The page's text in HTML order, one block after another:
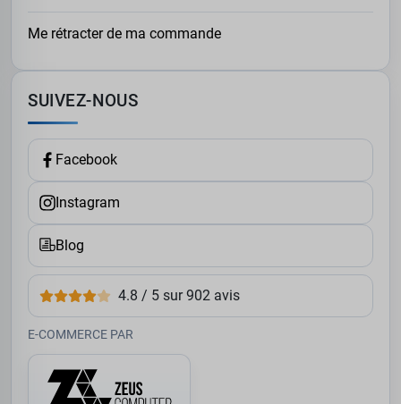
Me rétracter de ma commande
SUIVEZ-NOUS
Facebook
Instagram
Blog
4.8 / 5 sur 902 avis
E-COMMERCE PAR